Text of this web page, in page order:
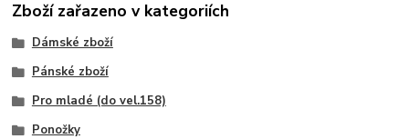
Zboží zařazeno v kategoriích
Dámské zboží
Pánské zboží
Pro mladé (do vel.158)
Ponožky